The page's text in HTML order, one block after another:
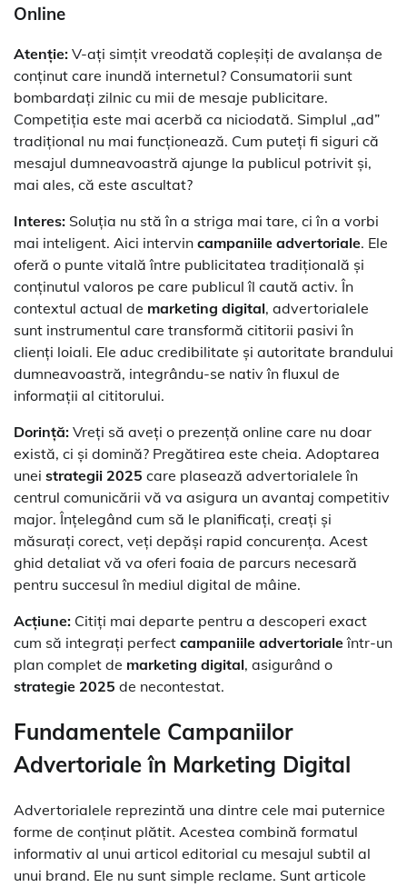
Online
Atenție: V-ați simțit vreodată copleșiți de avalanșa de
conținut care inundă internetul? Consumatorii sunt
bombardați zilnic cu mii de mesaje publicitare.
Competiția este mai acerbă ca niciodată. Simplul „ad”
tradițional nu mai funcționează. Cum puteți fi siguri că
mesajul dumneavoastră ajunge la publicul potrivit și,
mai ales, că este ascultat?
Interes: Soluția nu stă în a striga mai tare, ci în a vorbi
mai inteligent. Aici intervin campaniile advertoriale. Ele
oferă o punte vitală între publicitatea tradițională și
conținutul valoros pe care publicul îl caută activ. În
contextul actual de marketing digital, advertorialele
sunt instrumentul care transformă cititorii pasivi în
clienți loiali. Ele aduc credibilitate și autoritate brandului
dumneavoastră, integrându-se nativ în fluxul de
informații al cititorului.
Dorință: Vreți să aveți o prezență online care nu doar
există, ci și domină? Pregătirea este cheia. Adoptarea
unei strategii 2025 care plasează advertorialele în
centrul comunicării vă va asigura un avantaj competitiv
major. Înțelegând cum să le planificați, creați și
măsurați corect, veți depăși rapid concurența. Acest
ghid detaliat vă va oferi foaia de parcurs necesară
pentru succesul în mediul digital de mâine.
Acțiune: Citiți mai departe pentru a descoperi exact
cum să integrați perfect campaniile advertorialeîntr-un
plan complet de marketing digital, asigurând o
strategie 2025 de necontestat.
Fundamentele Campaniilor
Advertoriale în Marketing Digital
Advertorialele reprezintă una dintre cele mai puternice
forme de conținut plătit. Acestea combină formatul
informativ al unui articol editorial cu mesajul subtil al
unui brand. Ele nu sunt simple reclame. Sunt articole